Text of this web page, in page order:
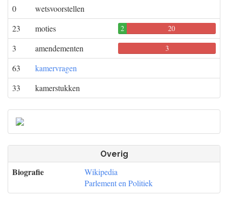
0
wetsvoorstellen
23
moties 2 20
3 amendementen 3
63
kamervragen
33
kamerstukken
Overig
Biografie
Wikipedia
Parlement en Politiek